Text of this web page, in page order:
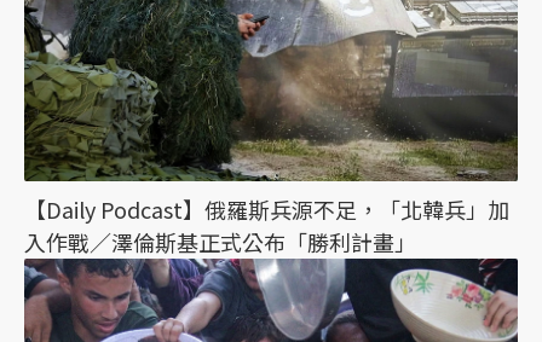
【Daily Podcast】俄羅斯兵源不足，「北韓兵」加
入作戰／澤倫斯基正式公布「勝利計畫」